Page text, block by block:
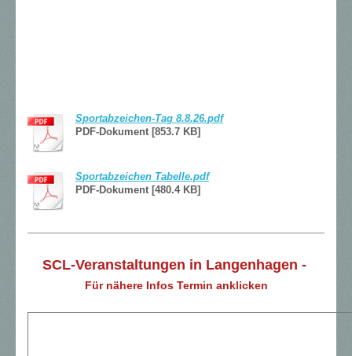
Sportabzeichen-Tag 8.8.26.pdf
PDF-Dokument [853.7 KB]
Sportabzeichen Tabelle.pdf
PDF-Dokument [480.4 KB]
SCL-Veranstaltungen in Langenhagen -
Für nähere Infos Termin anklicken